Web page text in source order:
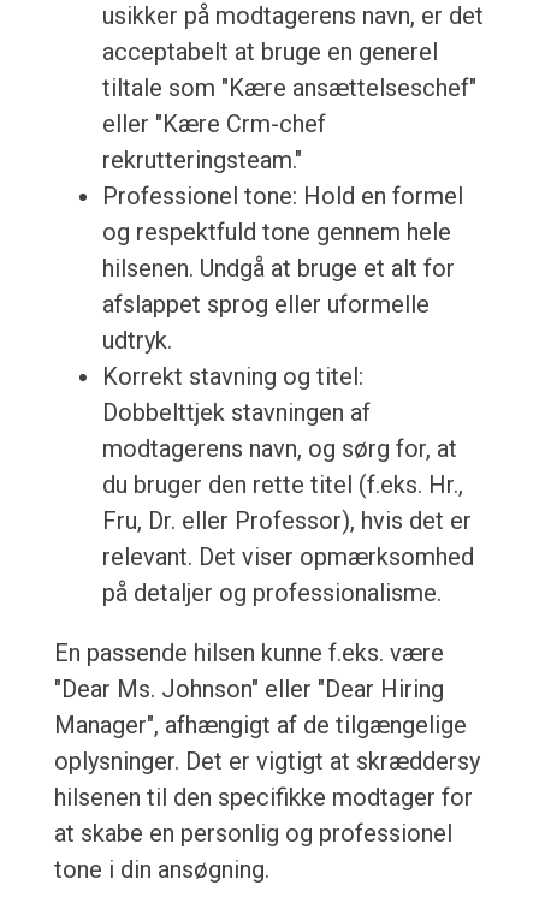
usikker på modtagerens navn, er det
acceptabelt at bruge en generel
tiltale som "Kære ansættelseschef"
eller "Kære Crm-chef
rekrutteringsteam."
Professionel tone: Hold en formel
og respektfuld tone gennem hele
hilsenen. Undgå at bruge et alt for
afslappet sprog eller uformelle
udtryk.
Korrekt stavning og titel:
Dobbelttjek stavningen af
modtagerens navn, og sørg for, at
du bruger den rette titel (f.eks. Hr.,
Fru, Dr. eller Professor), hvis det er
relevant. Det viser opmærksomhed
på detaljer og professionalisme.
En passende hilsen kunne f.eks. være
"Dear Ms. Johnson" eller "Dear Hiring
Manager", afhængigt af de tilgængelige
oplysninger. Det er vigtigt at skræddersy
hilsenen til den specifikke modtager for
at skabe en personlig og professionel
tone i din ansøgning.